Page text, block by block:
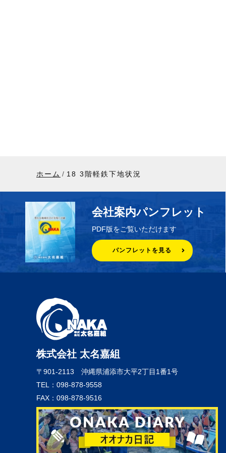
ホーム 18 3階軽鉄下地状況
会社案内パンフレット
PDF版をご覧いただけます
パンフレットを見る
株式会社 太名嘉組
〒901-2113 沖縄県浦添市大平2丁目1番1号
TEL：098-878-9558
FAX：098-878-9516